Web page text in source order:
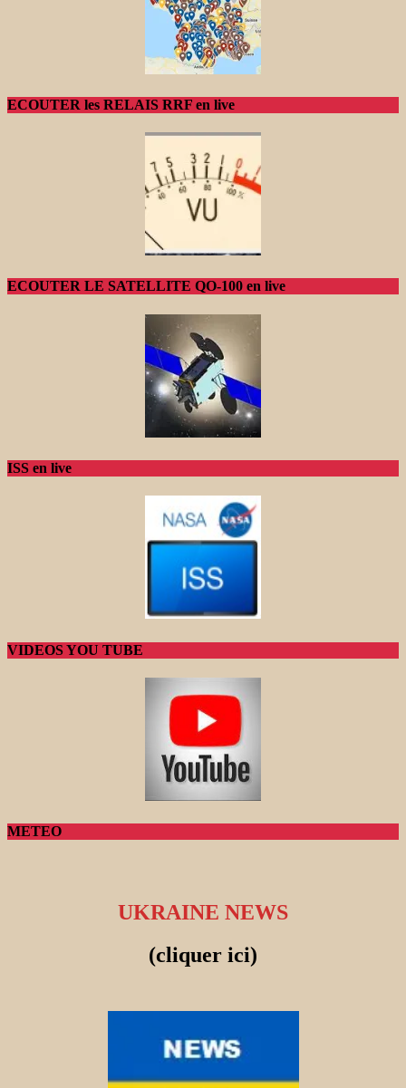
ECOUTER les RELAIS RRF en live
ECOUTER LE SATELLITE QO-100 en live
ISS en live
VIDEOS YOU TUBE
METEO
UKRAINE NEWS
(cliquer ici)